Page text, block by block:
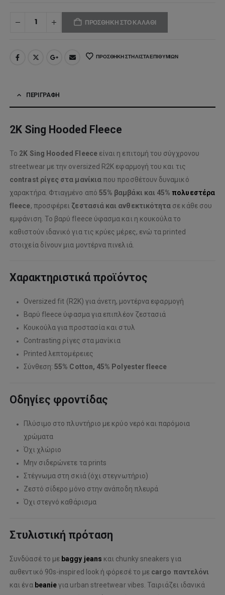
ΠΡΟΣΘΉΚΗ ΣΤΟ ΚΑΛΆΘΙ
ΠΡΟΣΘΉΚΗ ΣΤΗ ΛΊΣΤΑ ΕΠΙΘΥΜΙΏΝ
ΠΕΡΙΓΡΑΦΉ
2K Sing Hooded Fleece
Το 2K Sing Hooded Fleeceείναι η επιτομή του σύγχρονου
streetwear με την oversized R2K εφαρμογή του και τις
contrast ρίγες στα μανίκιαπου προσθέτουν δυναμικό
χαρακτήρα. Φτιαγμένο από 55% βαμβάκι και 45%πολυεστέρα
fleece, προσφέρει ζεστασιά και ανθεκτικότητα σε κάθε σου
εμφάνιση. Το βαρύ fleece ύφασμα και η κουκούλα το
καθιστούν ιδανικό για τις κρύες μέρες, ενώ τα printed
στοιχεία δίνουν μια μοντέρνα πινελιά.
Χαρακτηριστικά προϊόντος
Oversized fit (R2K) για άνετη, μοντέρνα εφαρμογή
Βαρύ fleece ύφασμα για επιπλέον ζεστασιά
Κουκούλα για προστασία και στυλ
Contrasting ρίγες στα μανίκια
Printed λεπτομέρειες
Σύνθεση:55% Cotton, 45% Polyester fleece
Οδηγίες φροντίδας
Πλύσιμο στο πλυντήριο με κρύο νερό και παρόμοια
χρώματα
Όχι χλώριο
Μην σιδερώνετε τα prints
Στέγνωμα στη σκιά (όχι στεγνωτήριο)
Ζεστό σίδερο μόνο στην ανάποδη πλευρά
Όχι στεγνό καθάρισμα
Στυλιστική πρόταση
Συνδύασέ το με baggy jeans και chunky sneakers για
αυθεντικό 90s-inspired look ή φόρεσέ το με cargo παντελόνι
και ένα beanie για urban streetwear vibes. Ταιριάζει ιδανικά